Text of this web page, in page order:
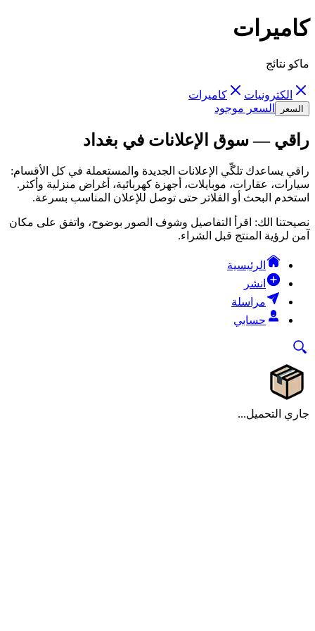
كاميرات
ماكو نتائج
الكترونيات كاميرات
السعر السعر موجود
راقي — سوق الإعلانات في بغداد
راقي يساعدك تلگّي الإعلانات الجديدة والمستعملة في كل الأقسام:
سيارات، عقارات، موبايلات، أجهزة كهربائية، أغراض منزلية وأكثر.
استخدم البحث أو الفلاتر حتى توصل للإعلان المناسب بسرعة.
نصيحتنا الك: اقرأ التفاصيل وشوف الصور بوضوح، واتفق على مكان
آمن لرؤية المنتج قبل الشراء.
الرئيسية
انشر
مراسلة
حسابي
جاري التحميل...